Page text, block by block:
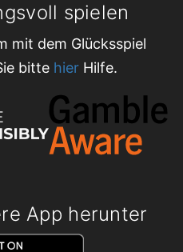
spielen
mit dem Glücksspiel
bitte hierHilfe.
App herunter